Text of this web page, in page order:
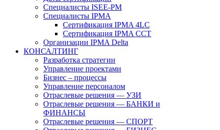
Специалисты ISEE-PM
Специалисты IPMA
Сертификация IPMA 4LC
Сертификация IPMA CCT
Организации IPMA Delta
КОНСАЛТИНГ
Разработка стратегии
Управление проектами
Бизнес – процессы
Управление персоналом
Отраслевые решения — УЗИ
Отраслевые решения — БАНКИ и
ФИНАНСЫ
Отраслевые решения — СПОРТ